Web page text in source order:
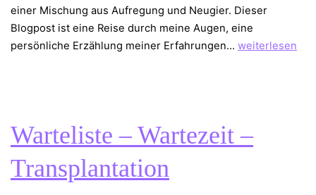
einer Mischung aus Aufregung und Neugier. Dieser
Blogpost ist eine Reise durch meine Augen, eine
persönliche Erzählung meiner Erfahrungen… Big
New
weiterlesen
Warteliste – Wartezeit –
Transplantation